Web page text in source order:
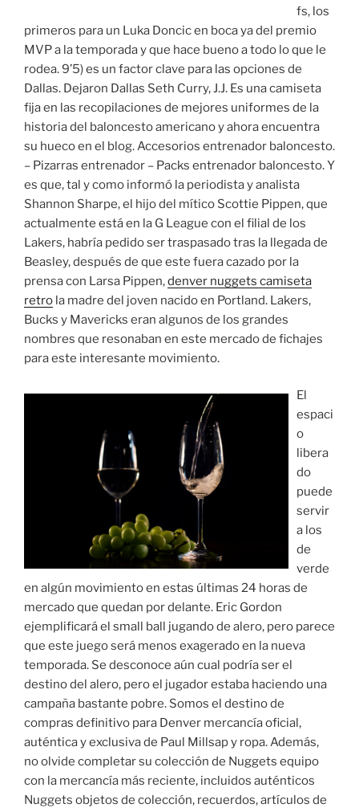
fs, los
primeros para un Luka Doncic en boca ya del premio
MVP a la temporada y que hace bueno a todo lo que le
rodea. 9’5) es un factor clave para las opciones de
Dallas. Dejaron Dallas Seth Curry, J.J. Es una camiseta
fija en las recopilaciones de mejores uniformes de la
historia del baloncesto americano y ahora encuentra
su hueco en el blog. Accesorios entrenador baloncesto.
– Pizarras entrenador – Packs entrenador baloncesto. Y
es que, tal y como informó la periodista y analista
Shannon Sharpe, el hijo del mítico Scottie Pippen, que
actualmente está en la G League con el filial de los
Lakers, habría pedido ser traspasado tras la llegada de
Beasley, después de que este fuera cazado por la
prensa con Larsa Pippen,denver nuggets camiseta
retro la madre del joven nacido en Portland. Lakers,
Bucks y Mavericks eran algunos de los grandes
nombres que resonaban en este mercado de fichajes
para este interesante movimiento.
El
espaci
o
libera
do
puede
servir
a los
de
verde
en algún movimiento en estas últimas 24 horas de
mercado que quedan por delante. Eric Gordon
ejemplificará el small ball jugando de alero, pero parece
que este juego será menos exagerado en la nueva
temporada. Se desconoce aún cual podría ser el
destino del alero, pero el jugador estaba haciendo una
campaña bastante pobre. Somos el destino de
compras definitivo para Denver mercancía oficial,
auténtica y exclusiva de Paul Millsap y ropa. Además,
no olvide completar su colección de Nuggets equipo
con la mercancía más reciente, incluidos auténticos
Nuggets objetos de colección, recuerdos, artículos de